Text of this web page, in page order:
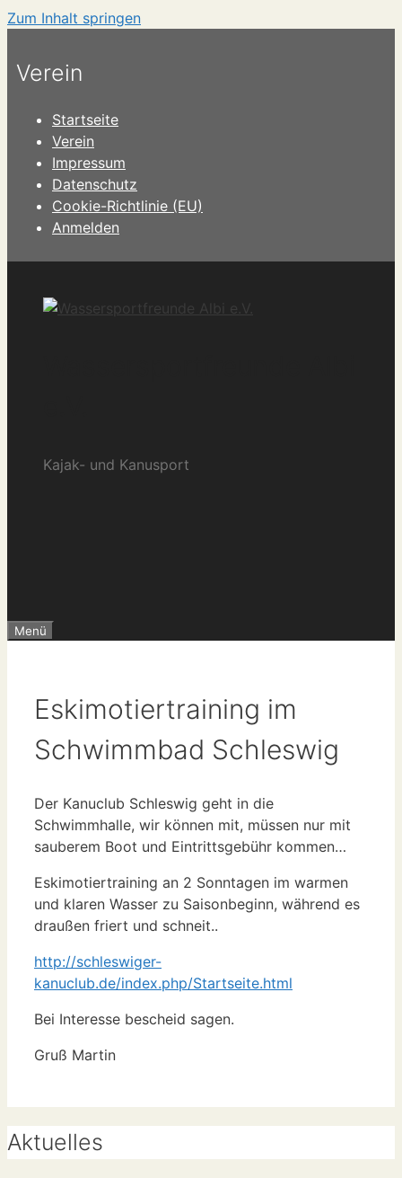
Zum Inhalt springen
Verein
Startseite
Verein
Impressum
Datenschutz
Cookie-Richtlinie (EU)
Anmelden
Kajak- und Kanusport
Menü
Eskimotiertraining im
Schwimmbad Schleswig
Der Kanuclub Schleswig geht in die
Schwimmhalle, wir können mit, müssen nur mit
sauberem Boot und Eintrittsgebühr kommen…
Eskimotiertraining an 2 Sonntagen im warmen
und klaren Wasser zu Saisonbeginn, während es
draußen friert und schneit..
http://schleswiger-
kanuclub.de/index.php/Startseite.html
Bei Interesse bescheid sagen.
Gruß Martin
Aktuelles